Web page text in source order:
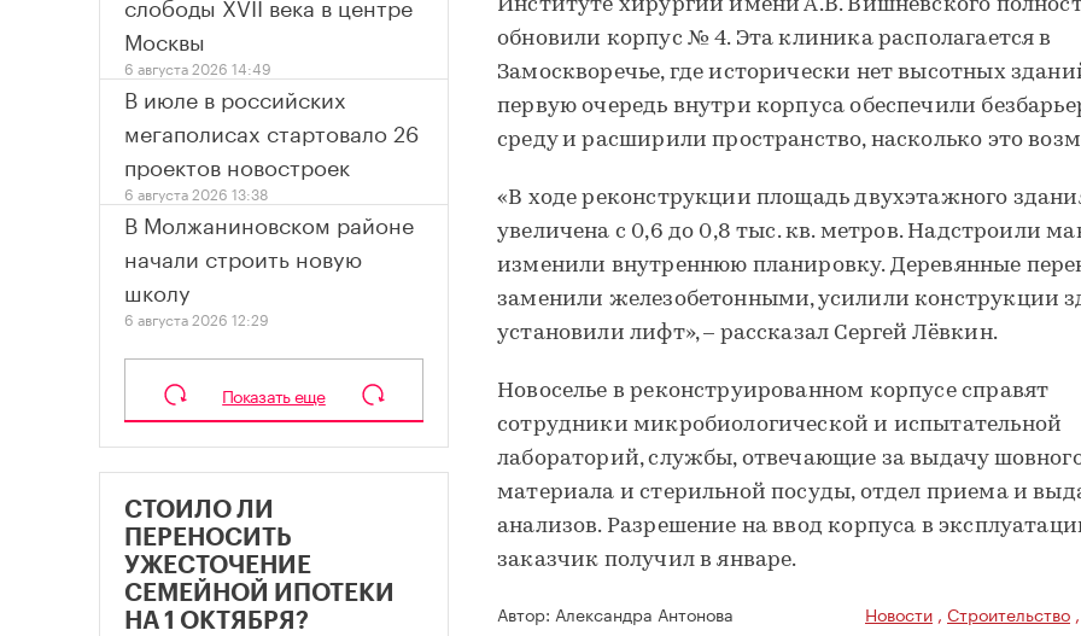
Институте хирургии имени А.В. Вишневского
обновили корпус № 4. Эта клиника располагается в
Замоскворечье, где исторически нет высотных
первую очередь внутри корпуса обеспечили
среду и расширили пространство, насколько это
«В ходе реконструкции площадь двухэтажного
увеличена с 0,6 до 0,8 тыс. кв. метров. Надстроили
изменили внутреннюю планировку. Деревянные
заменили железобетонными, усилили конструкции
установили лифт», – рассказал Сергей Лёвкин.
Новоселье в реконструированном корпусе справят
сотрудники микробиологической и испытательной
лабораторий, службы, отвечающие за выдачу
материала и стерильной посуды, отдел приема и
анализов. Разрешение на ввод корпуса в
заказчик получил в январе.
Автор: Александра Антонова Новости , Строительство ,
Москвы
6 августа 2026 14:49
В июле в российских
мегаполисах стартовало 26
проектов новостроек
6 августа 2026 13:38
В Молжаниновском районе
начали строить новую
школу
6 августа 2026 12:29
Показать еще
СТОИЛО ЛИ
ПЕРЕНОСИТЬ
УЖЕСТОЧЕНИЕ
СЕМЕЙНОЙ ИПОТЕКИ
НА 1 ОКТЯБРЯ?